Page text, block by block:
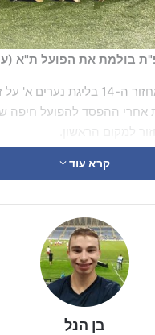
בולמת את הפועל ת"א
זימן לנו את
אחרי ההפסד להפועל חיפה
למקום הראשון.
קרא עוד
בן הנל